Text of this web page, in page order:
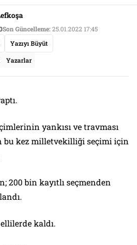
Son Güncelleme:25.01.2022 17:45
Yazıyı Büyüt
Yazarlar
yankısı ve travması
bu kez milletvekilliği seçimi için
200 bin kayıtlı seçmenden
kaldı.